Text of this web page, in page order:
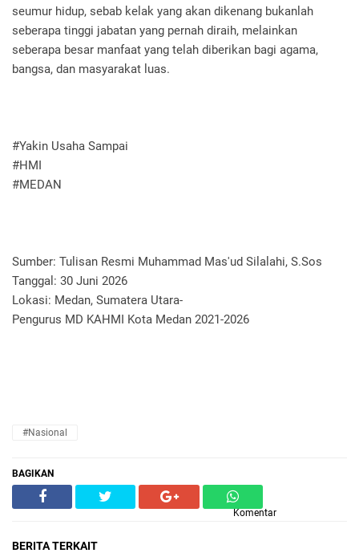
seumur hidup, sebab kelak yang akan dikenang bukanlah
seberapa tinggi jabatan yang pernah diraih, melainkan
seberapa besar manfaat yang telah diberikan bagi agama,
bangsa, dan masyarakat luas.
#Yakin Usaha Sampai
#HMI
#MEDAN
Sumber: Tulisan Resmi Muhammad Mas'ud Silalahi, S.Sos
Tanggal: 30 Juni 2026
Lokasi: Medan, Sumatera Utara-
Pengurus MD KAHMI Kota Medan 2021-2026
#Nasional
BAGIKAN
Komentar
BERITA TERKAIT